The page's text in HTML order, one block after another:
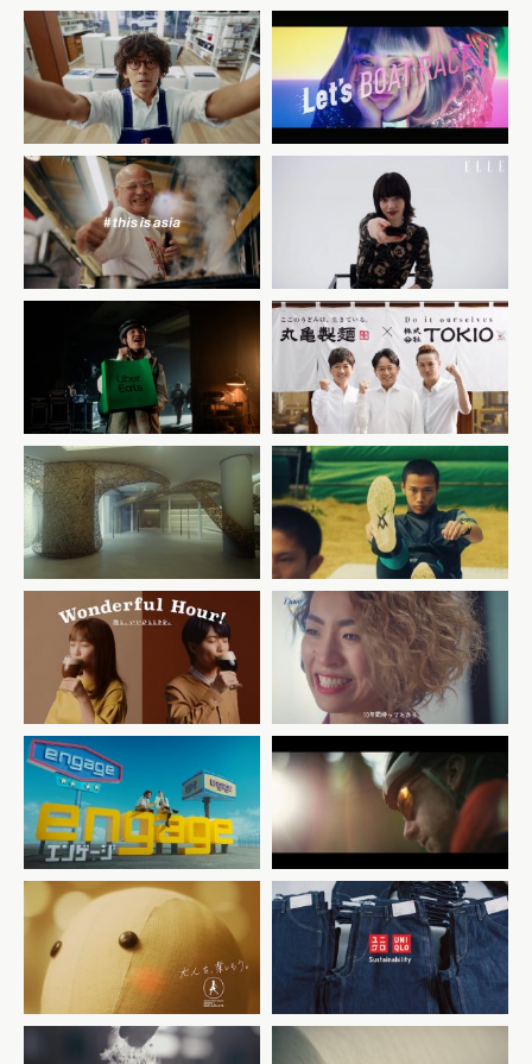
2nd STREET #2
boatrace – cutdown
for reel / tv
commercial
NISSIN # this is asia /
promo
CHANEL x ELLE
Uber Eats × CITY
HUNTER CM 「シティーハ
ンター観るなら Uber Eats
で、いーんじゃない？」篇
丸亀製麺×株式会社TOKIO う
どんで日本に元気を届けるキ
ッチンカー
LOEWE
new balance – hanzo /
commercial
アサヒ飲料
WONDA ワンダフルワンダ
「泡のワンダの味わいかた」
篇
Unilever
「ダヴ: 自分らしい髪こそ、
美しい。 ダヴ ヘアケア」
エン・ジャパン
新サービス「engage」
日本政府観光局(JNTO)
「Wanderlust Explorer
× Tohoku, Japan
FEATURING Alastair
Humphreys」
グランフロント大阪 ショップ
&レストラン
「マネキンも憧れる場所」
UNIQLO
サステナビリティ 「DENIM
2019」